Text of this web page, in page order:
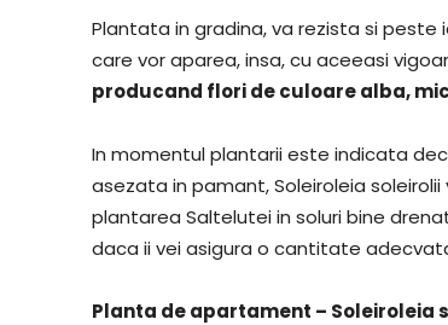
Plantata in gradina, va rezista si
care vor aparea, insa, cu aceeasi
producand flori de culoare alba,
In momentul plantarii este indicata
asezata in pamant, Soleiroleia
plantarea Saltelutei in soluri bine
daca ii vei asigura o cantitate
Planta de apartament –